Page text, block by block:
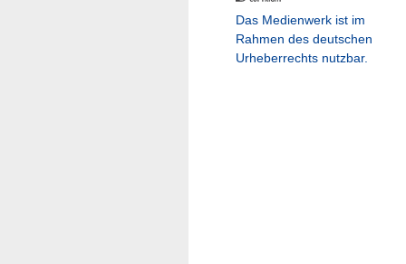
Das Medienwerk ist im
Rahmen des deutschen
Urheberrechts nutzbar.